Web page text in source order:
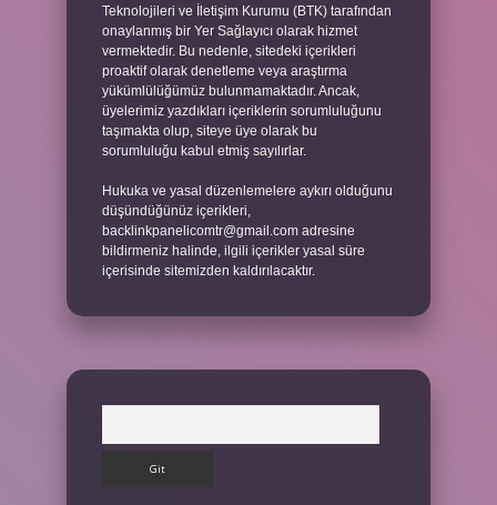
Teknolojileri ve İletişim Kurumu (BTK) tarafından
onaylanmış bir Yer Sağlayıcı olarak hizmet
vermektedir. Bu nedenle, sitedeki içerikleri
proaktif olarak denetleme veya araştırma
yükümlülüğümüz bulunmamaktadır. Ancak,
üyelerimiz yazdıkları içeriklerin sorumluluğunu
taşımakta olup, siteye üye olarak bu
sorumluluğu kabul etmiş sayılırlar.
Hukuka ve yasal düzenlemelere aykırı olduğunu
düşündüğünüz içerikleri,
backlinkpanelicomtr@gmail.com adresine
bildirmeniz halinde, ilgili içerikler yasal süre
içerisinde sitemizden kaldırılacaktır.